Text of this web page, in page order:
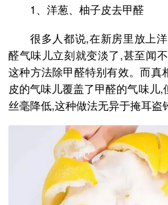
1、洋葱、柚子皮去甲醛
很多人都说,在新房里放上
醛气味儿立刻就变淡了,甚至闻
这种方法除甲醛特别有效。而真
皮的气味儿覆盖了甲醛的气味儿
丝毫降低,这种做法无异于掩耳盗